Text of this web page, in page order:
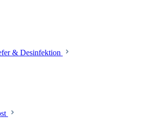
& Desinfektion